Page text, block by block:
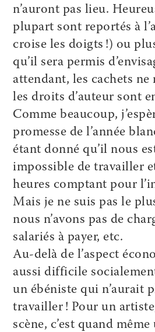
n’auront pas lieu.
plupart sont reportés à
croise les doigts !) ou
qu’il sera permis
attendant, les cachets ne
les droits d’auteur sont
Comme beaucoup,
promesse de l’année
étant donné qu’il nous
impossible de travailler
heures comptant pour
Mais je ne suis pas le
nous n’avons pas de
salariés à payer, etc.
Au-delà de l’aspect
aussi difficile
un ébéniste qui n’aurait
travailler ! Pour un
scène, c’est quand